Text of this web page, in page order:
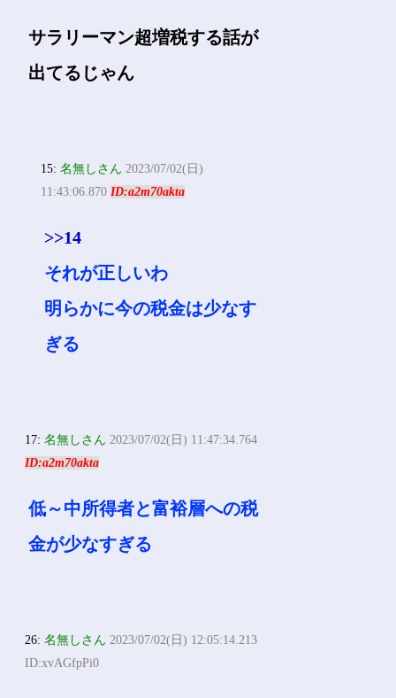
サラリーマン超増税する話が
出てるじゃん
15:名無しさん 2023/07/02(日)
11:43:06.870ID:a2m70akta
>>14
それが正しいわ
明らかに今の税金は少なす
ぎる
17:名無しさん 2023/07/02(日) 11:47:34.764
ID:a2m70akta
低～中所得者と富裕層への税
金が少なすぎる
26:名無しさん 2023/07/02(日) 12:05:14.213
ID:xvAGfpPi0